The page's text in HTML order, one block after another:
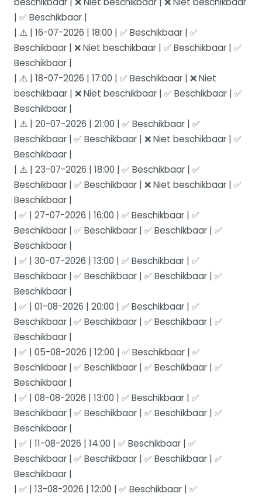
| ✅ Beschikbaar |
| ⚠️ | 16-07-2026 | 18:00 | ✅ Beschikbaar | ✅
Beschikbaar | ❌ Niet beschikbaar | ✅ Beschikbaar | ✅
Beschikbaar |
| ⚠️ | 18-07-2026 | 17:00 | ✅ Beschikbaar | ❌ Niet
beschikbaar | ❌ Niet beschikbaar | ✅ Beschikbaar | ✅
Beschikbaar |
| ⚠️ | 20-07-2026 | 21:00 | ✅ Beschikbaar | ✅
Beschikbaar | ✅ Beschikbaar | ❌ Niet beschikbaar | ✅
Beschikbaar |
| ⚠️ | 23-07-2026 | 18:00 | ✅ Beschikbaar | ✅
Beschikbaar | ✅ Beschikbaar | ❌ Niet beschikbaar | ✅
Beschikbaar |
| ✅ | 27-07-2026 | 16:00 | ✅ Beschikbaar | ✅
Beschikbaar | ✅ Beschikbaar | ✅ Beschikbaar | ✅
Beschikbaar |
| ✅ | 30-07-2026 | 13:00 | ✅ Beschikbaar | ✅
Beschikbaar | ✅ Beschikbaar | ✅ Beschikbaar | ✅
Beschikbaar |
| ✅ | 01-08-2026 | 20:00 | ✅ Beschikbaar | ✅
Beschikbaar | ✅ Beschikbaar | ✅ Beschikbaar | ✅
Beschikbaar |
| ✅ | 05-08-2026 | 12:00 | ✅ Beschikbaar | ✅
Beschikbaar | ✅ Beschikbaar | ✅ Beschikbaar | ✅
Beschikbaar |
| ✅ | 08-08-2026 | 13:00 | ✅ Beschikbaar | ✅
Beschikbaar | ✅ Beschikbaar | ✅ Beschikbaar | ✅
Beschikbaar |
| ✅ | 11-08-2026 | 14:00 | ✅ Beschikbaar | ✅
Beschikbaar | ✅ Beschikbaar | ✅ Beschikbaar | ✅
Beschikbaar |
| ✅ | 13-08-2026 | 12:00 | ✅ Beschikbaar | ✅